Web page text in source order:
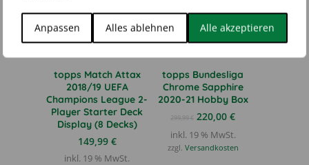
Anpassen Alles ablehnen Alle akzeptieren
topps Match Attax
2018/19 UEFA
Champions League 2-
Player Starter Deck
Display (8 Decks)
149,99 €
inkl. 19 % MwSt.
topps Bundesliga
Chrome Sapphire
2020-21 Hobby Box
299,99€ Ursprünglicher
war:
299,99 €
220,00€Aktueller
ist:
220,00 €.
inkl. 19 % MwSt.
zzgl. Versandkosten